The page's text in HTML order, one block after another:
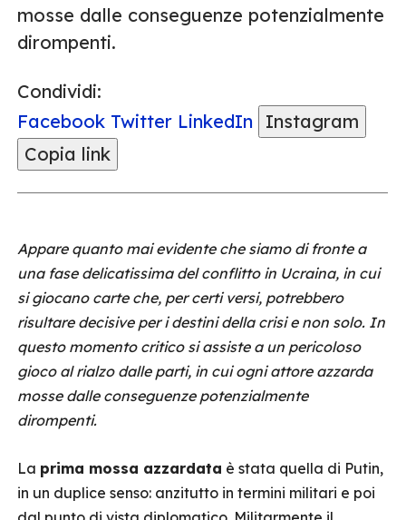
mosse dalle conseguenze potenzialmente
dirompenti.
Condividi:
Facebook Twitter LinkedIn
Instagram
Copia link
Appare quanto mai evidente che siamo di fronte a
una fase delicatissima del conflitto in Ucraina, in cui
si giocano carte che, per certi versi, potrebbero
risultare decisive per i destini della crisi e non solo. In
questo momento critico si assiste a un pericoloso
gioco al rialzo dalle parti, in cui ogni attore azzarda
mosse dalle conseguenze potenzialmente
dirompenti.
La prima mossa azzardata è stata quella di Putin,
in un duplice senso: anzitutto in termini militari e poi